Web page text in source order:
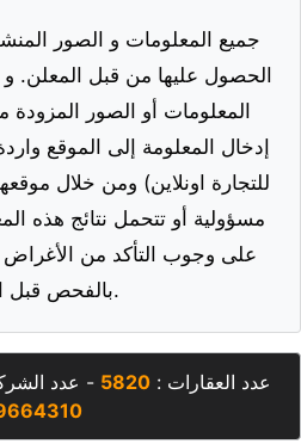
جميع المعلومات و الصور
الحصول عليها من قبل المعلن.
المعلومات أو الصور
إدخال المعلومة إلى الموقع
للتجارة اونلاين) ومن خلال
مسؤولية أو تتحمل نتائج هذه
على وجوب التأكد من الأغراض
بالفحص قبل الشراء.
عدد العقارات : 5820 - عدد